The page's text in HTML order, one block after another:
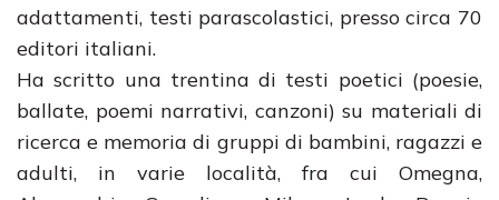
adattamenti, testi parascolastici, presso circa 70
editori italiani.
Ha scritto una trentina di testi poetici (poesie,
ballate, poemi narrativi, canzoni) su materiali di
ricerca e memoria di gruppi di bambini, ragazzi e
adulti, in varie località, fra cui Omegna,